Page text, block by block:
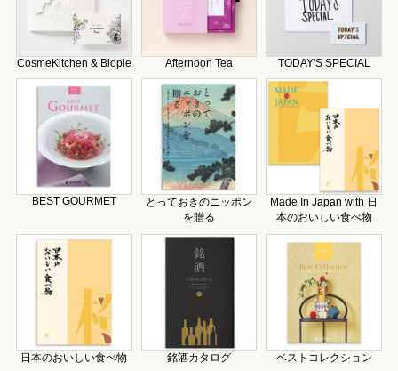
CosmeKitchen & Biople Afternoon Tea TODAY'S SPECIAL
BEST GOURMET
とっておきのニッポン
を贈る
Made In Japan with 日
本のおいしい食べ物
日本のおいしい食べ物 銘酒カタログ ベストコレクション